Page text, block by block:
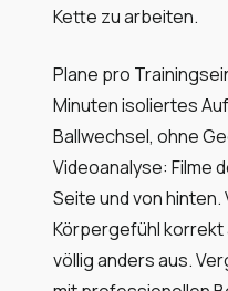
Kette zu arbeiten.
Plane pro
Minuten isoliertes
Ballwechsel, ohne
Videoanalyse: Filme
Seite und von hinten.
Körpergefühl korrekt
völlig anders aus.